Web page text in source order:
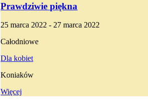
Prawdziwie piękna
25 marca 2022 - 27 marca 2022
Całodniowe
Dla kobiet
Koniaków
Więcej